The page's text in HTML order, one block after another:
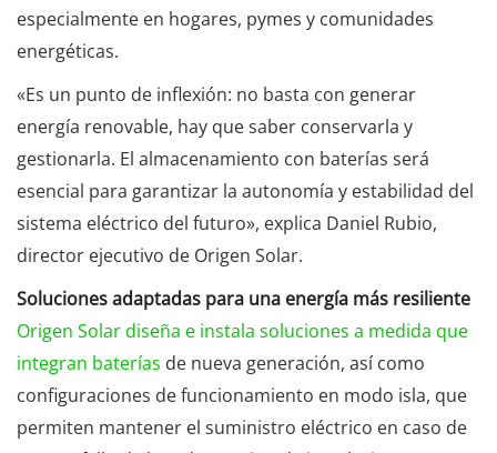
especialmente en hogares, pymes y comunidades
energéticas.
«Es un punto de inflexión: no basta con generar
energía renovable, hay que saber conservarla y
gestionarla. El almacenamiento con baterías será
esencial para garantizar la autonomía y estabilidad del
sistema eléctrico del futuro», explica Daniel Rubio,
director ejecutivo de Origen Solar.
Soluciones adaptadas para una energía más resiliente
Origen Solar diseña e instala soluciones a medida que
integran baterías de nueva generación, así como
configuraciones de funcionamiento en modo isla, que
permiten mantener el suministro eléctrico en caso de